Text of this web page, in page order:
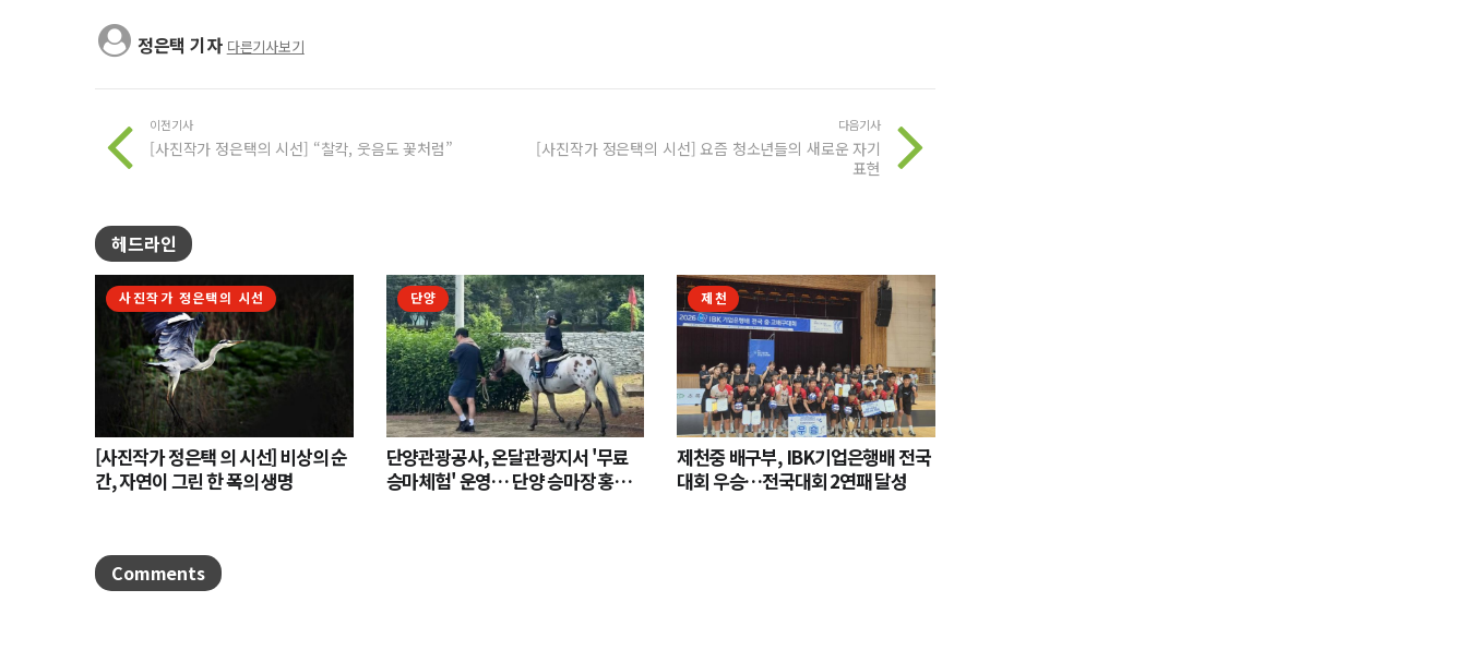
정은택 기자 다른기사보기
이전기사
[사진작가 정은택의 시선] “찰칵, 웃음도 꽃처럼”
다음기사
[사진작가 정은택의 시선] 요즘 청소년들의 새로운 자기
표현
헤드라인
사진작가 정은택의 시선
[사진작가 정은택 의 시선] 비상의 순
간, 자연이 그린 한 폭의 생명
단양
단양관광공사, 온달관광지서 '무료
승마체험' 운영… 단양 승마장 홍보
제천
제천중 배구부, IBK기업은행배 전국
대회 우승…전국대회 2연패 달성
Comments